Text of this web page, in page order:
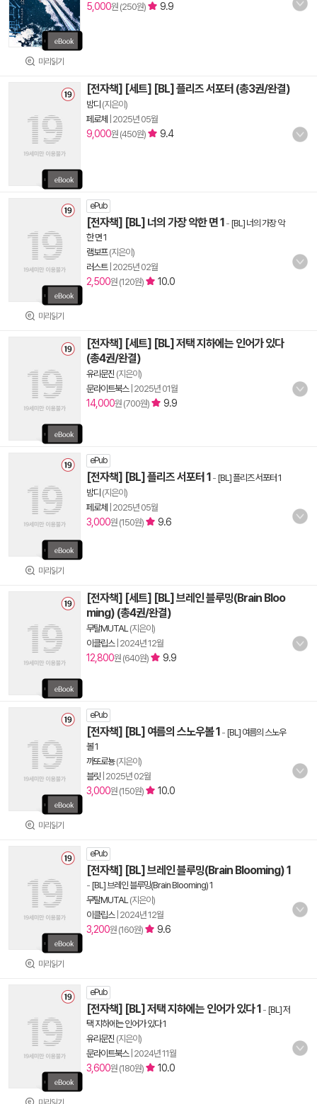
미리읽기
5,000원 (250원) 9.9
[전자책] [세트] [BL] 플리즈 서포터 (총3권/완결)
밤디 (지은이)
페로체
2025년 05월
9,000원 (450원) 9.4
미리읽기
ePub
[전자책] [BL] 너의 가장 악한 면 1 - [BL] 너의 가장 악
한 면 1
램보프(지은이)
러스트| 2025년 02월
2,500원 (120원) 10.0
[전자책] [세트] [BL] 저택 지하에는 인어가 있다
(총4권/완결)
유리문진 (지은이)
문라이트북스| 2025년 01월
14,000원 (700원) 9.9
미리읽기
ePub
[전자책] [BL] 플리즈 서포터 1 - [BL] 플리즈 서포터 1
밤디 (지은이)
페로체
2025년 05월
3,000원 (150원) 9.6
[전자책] [세트] [BL] 브레인 블루밍(Brain Bloo
ming) (총4권/완결)
무탈MUTAL(지은이)
이클립스| 2024년 12월
12,800원 (640원) 9.9
미리읽기
ePub
[전자책] [BL] 여름의 스노우볼 1 - [BL] 여름의 스노우
볼 1
까또로뇽(지은이)
블릿 2025년 02월
3,000원 (150원) 10.0
미리읽기
ePub
[전자책] [BL] 브레인 블루밍(Brain Blooming) 1
- [BL] 브레인 블루밍(Brain Blooming) 1
무탈MUTAL(지은이)
이클립스| 2024년 12월
3,200원 (160원) 9.6
ePub
[전자책] [BL] 저택 지하에는 인어가 있다 1 - [BL] 저
택 지하에는 인어가 있다 1
유리문진 (지은이)
문라이트북스| 2024년 11월
3,600원 (180원) 10.0